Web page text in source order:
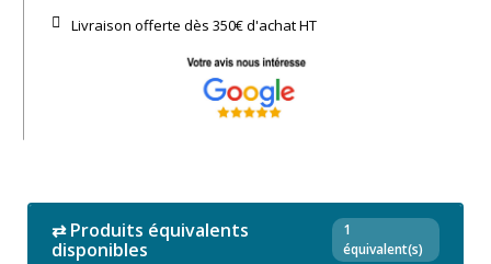
Livraison offerte dès 350€ d'achat​ HT
⇄ Produits équivalents
disponibles
1
équivalent(s)